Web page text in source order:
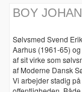
BOY
Sølvsmed Svend
Aarhus (1961-65)
af sit virke som
af Moderne Dansk
Vi arbejder stadig